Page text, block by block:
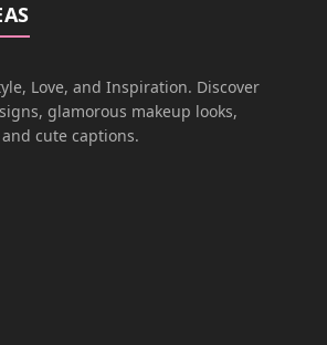
Love, and Inspiration. Discover
glamorous makeup looks,
cute captions.